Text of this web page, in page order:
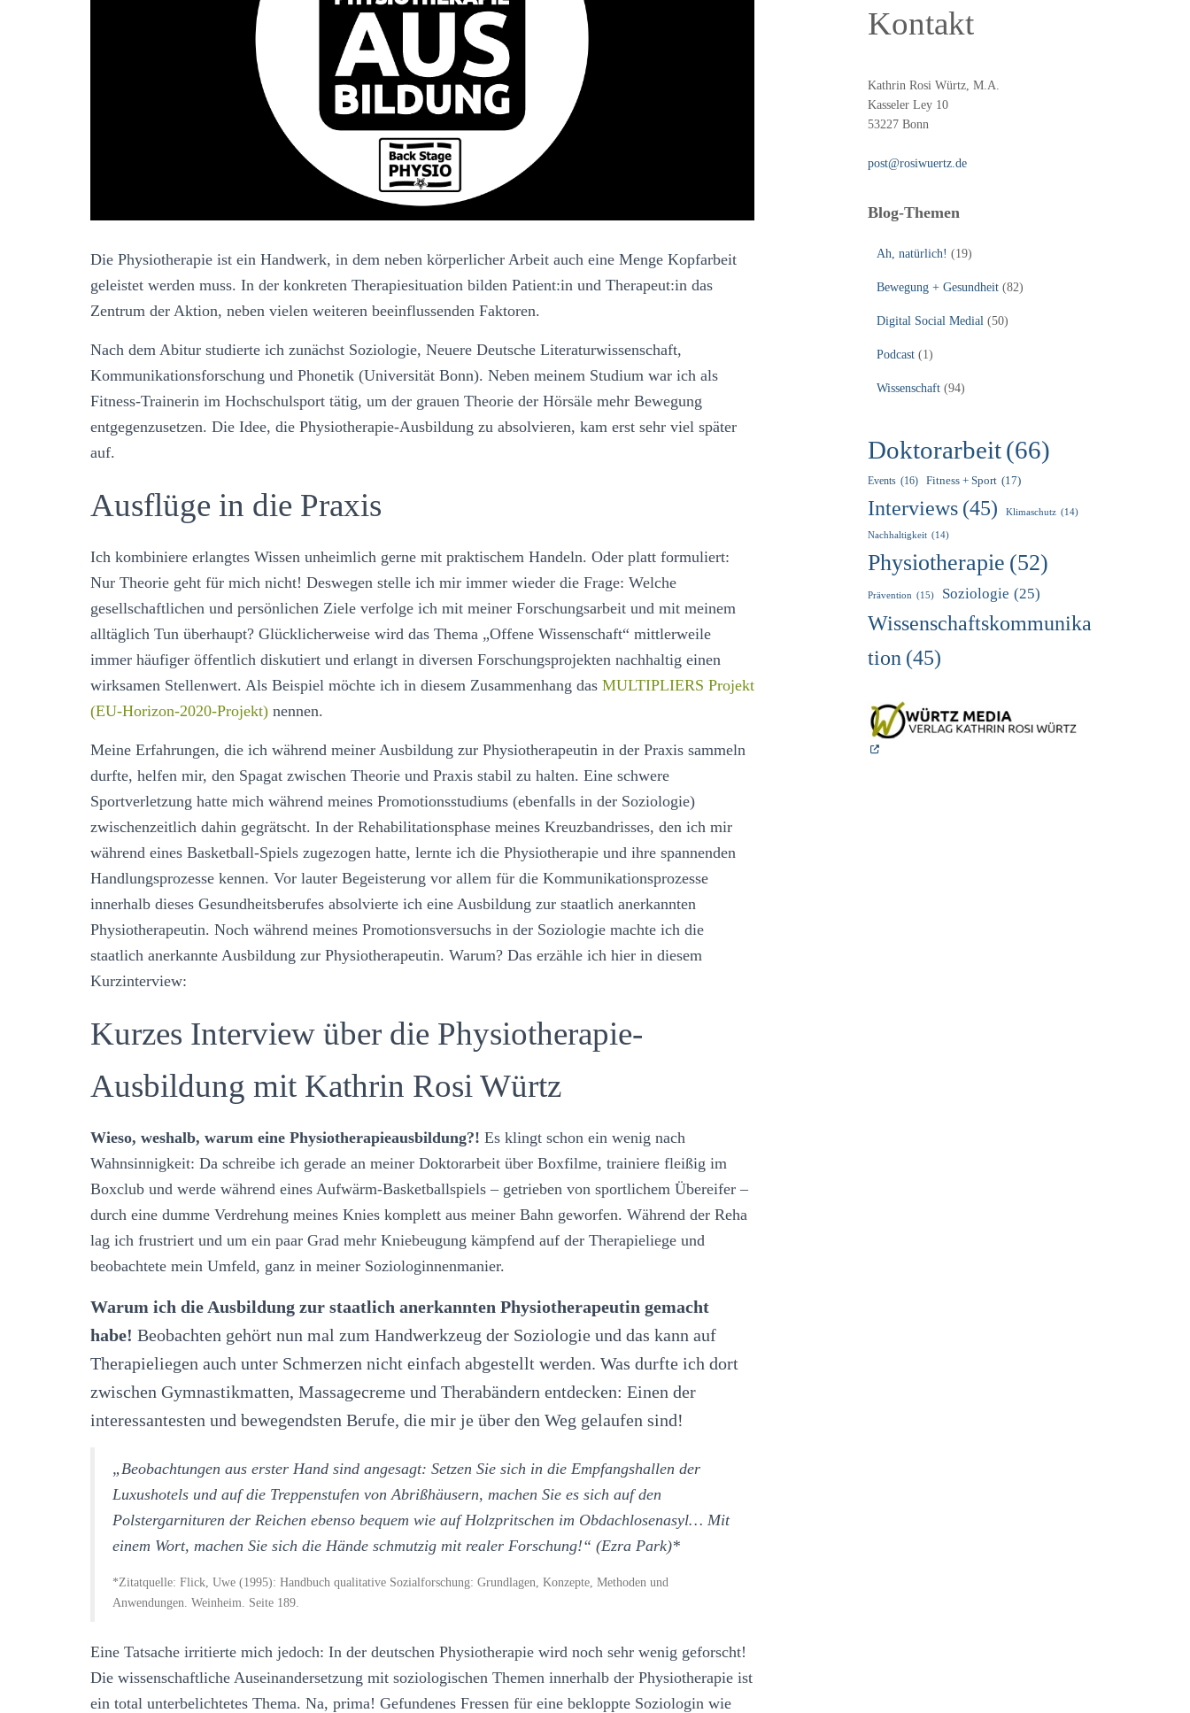
Die Physiotherapie ist ein Handwerk, in dem neben körperlicher Arbeit auch eine Menge Kopfarbeit
geleistet werden muss. In der konkreten Therapiesituation bilden Patient:in und Therapeut:in das
Zentrum der Aktion, neben vielen weiteren beeinflussenden Faktoren.
Nach dem Abitur studierte ich zunächst Soziologie, Neuere Deutsche Literaturwissenschaft,
Kommunikationsforschung und Phonetik (Universität Bonn). Neben meinem Studium war ich als
Fitness-Trainerin im Hochschulsport tätig, um der grauen Theorie der Hörsäle mehr Bewegung
entgegenzusetzen. Die Idee, die Physiotherapie-Ausbildung zu absolvieren, kam erst sehr viel später
auf.
Ausflüge in die Praxis
Ich kombiniere erlangtes Wissen unheimlich gerne mit praktischem Handeln. Oder platt formuliert:
Nur Theorie geht für mich nicht! Deswegen stelle ich mir immer wieder die Frage: Welche
gesellschaftlichen und persönlichen Ziele verfolge ich mit meiner Forschungsarbeit und mit meinem
alltäglich Tun überhaupt? Glücklicherweise wird das Thema „Offene Wissenschaft“ mittlerweile
immer häufiger öffentlich diskutiert und erlangt in diversen Forschungsprojekten nachhaltig einen
wirksamen Stellenwert. Als Beispiel möchte ich in diesem Zusammenhang das MULTIPLIERS Projekt
(EU-Horizon-2020-Projekt) nennen.
Meine Erfahrungen, die ich während meiner Ausbildung zur Physiotherapeutin in der Praxis sammeln
durfte, helfen mir, den Spagat zwischen Theorie und Praxis stabil zu halten. Eine schwere
Sportverletzung hatte mich während meines Promotionsstudiums (ebenfalls in der Soziologie)
zwischenzeitlich dahin gegrätscht. In der Rehabilitationsphase meines Kreuzbandrisses, den ich mir
während eines Basketball-Spiels zugezogen hatte, lernte ich die Physiotherapie und ihre spannenden
Handlungsprozesse kennen. Vor lauter Begeisterung vor allem für die Kommunikationsprozesse
innerhalb dieses Gesundheitsberufes absolvierte ich eine Ausbildung zur staatlich anerkannten
Physiotherapeutin. Noch während meines Promotionsversuchs in der Soziologie machte ich die
staatlich anerkannte Ausbildung zur Physiotherapeutin. Warum? Das erzähle ich hier in diesem
Kurzinterview:
Kurzes Interview über die Physiotherapie-
Ausbildung mit Kathrin Rosi Würtz
Wieso, weshalb, warum eine Physiotherapieausbildung?! Es klingt schon ein wenig nach
Wahnsinnigkeit: Da schreibe ich gerade an meiner Doktorarbeit über Boxfilme, trainiere fleißig im
Boxclub und werde während eines Aufwärm-Basketballspiels – getrieben von sportlichem Übereifer –
durch eine dumme Verdrehung meines Knies komplett aus meiner Bahn geworfen. Während der Reha
lag ich frustriert und um ein paar Grad mehr Kniebeugung kämpfend auf der Therapieliege und
beobachtete mein Umfeld, ganz in meiner Soziologinnenmanier.
Warum ich die Ausbildung zur staatlich anerkannten Physiotherapeutin gemacht
habe! Beobachten gehört nun mal zum Handwerkzeug der Soziologie und das kann auf
Therapieliegen auch unter Schmerzen nicht einfach abgestellt werden. Was durfte ich dort
zwischen Gymnastikmatten, Massagecreme und Therabändern entdecken: Einen der
interessantesten und bewegendsten Berufe, die mir je über den Weg gelaufen sind!
„Beobachtungen aus erster Hand sind angesagt: Setzen Sie sich in die Empfangshallen der
Luxushotels und auf die Treppenstufen von Abrißhäusern, machen Sie es sich auf den
Polstergarnituren der Reichen ebenso bequem wie auf Holzpritschen im Obdachlosenasyl… Mit
einem Wort, machen Sie sich die Hände schmutzig mit realer Forschung!“ (Ezra Park)*
*Zitatquelle: Flick, Uwe (1995): Handbuch qualitative Sozialforschung: Grundlagen, Konzepte, Methoden und
Anwendungen. Weinheim. Seite 189.
Eine Tatsache irritierte mich jedoch: In der deutschen Physiotherapie wird noch sehr wenig geforscht!
Die wissenschaftliche Auseinandersetzung mit soziologischen Themen innerhalb der Physiotherapie ist
ein total unterbelichtetes Thema. Na, prima! Gefundenes Fressen für eine bekloppte Soziologin wie
Kontakt
Kathrin Rosi Würtz, M.A.
Kasseler Ley 10
53227 Bonn
post@rosiwuertz.de
Blog-Themen
Ah, natürlich! (19)
Bewegung + Gesundheit(82)
Digital Social Medial (50)
Podcast(1)
Wissenschaft(94)
Doktorarbeit (66)
Events (16) Fitness + Sport (17)
Interviews (45) Klimaschutz (14)
Nachhaltigkeit (14)
Physiotherapie (52)
Prävention (15) Soziologie (25)
Wissenschaftskommunika
Tion (45)